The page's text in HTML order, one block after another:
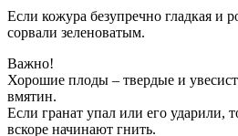
Если кожура безупречно гладкая и
сорвали зеленоватым.
Важно!
Хорошие плоды – твердые и
вмятин.
Если гранат упал или его ударили,
вскоре начинают гнить.